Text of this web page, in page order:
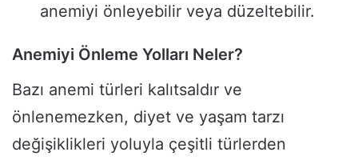
anemiyi önleyebilir veya düzeltebilir.
Anemiyi Önleme Yolları Neler?
Bazı anemi türleri kalıtsaldır ve
önlenemezken, diyet ve yaşam tarzı
değişiklikleri yoluyla çeşitli türlerden